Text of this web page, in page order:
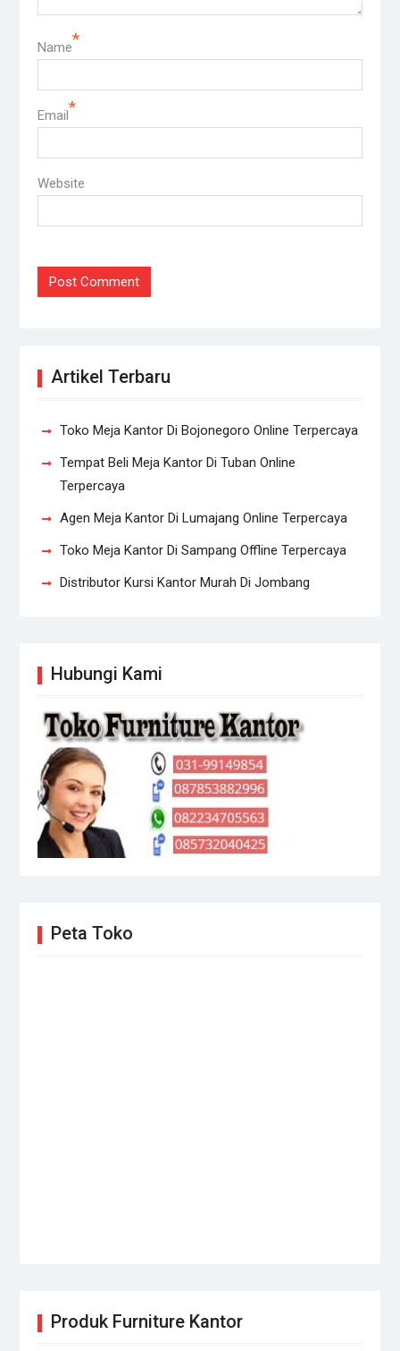
Name*
Email*
Website
Artikel Terbaru
Toko Meja Kantor Di Bojonegoro Online Terpercaya
Tempat Beli Meja Kantor Di Tuban Online
Terpercaya
Agen Meja Kantor Di Lumajang Online Terpercaya
Toko Meja Kantor Di Sampang Offline Terpercaya
Distributor Kursi Kantor Murah Di Jombang
Hubungi Kami
Peta Toko
Produk Furniture Kantor